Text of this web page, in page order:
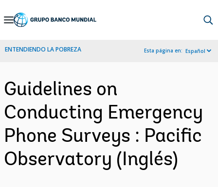
Skip
Navigation
ENTENDIENDO LA POBREZA Esta página en: Español
Guidelines on
Conducting Emergency
Phone Surveys : Pacific
Observatory (Inglés)